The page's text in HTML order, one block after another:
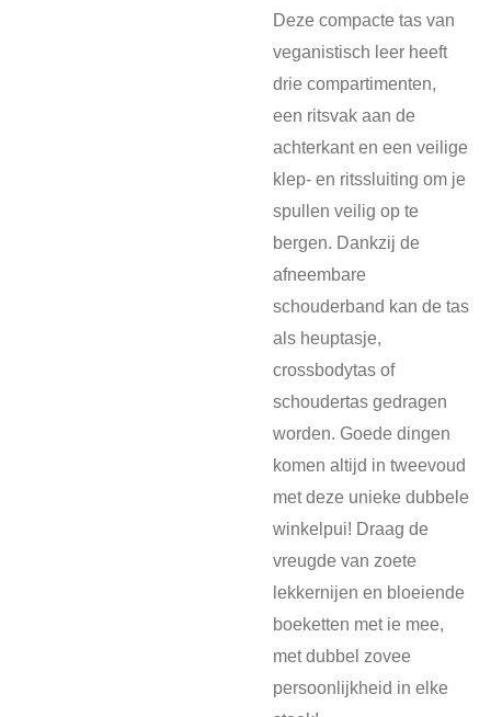
Deze compacte tas van
veganistisch leer heeft
drie compartimenten,
een ritsvak aan de
achterkant en een veilige
klep- en ritssluiting om je
spullen veilig op te
bergen. Dankzij de
afneembare
schouderband kan de tas
als heuptasje,
crossbodytas of
schoudertas gedragen
worden. Goede dingen
komen altijd in tweevoud
met deze unieke dubbele
winkelpui! Draag de
vreugde van zoete
lekkernijen en bloeiende
boeketten met ie mee,
met dubbel zovee
persoonlijkheid in elke